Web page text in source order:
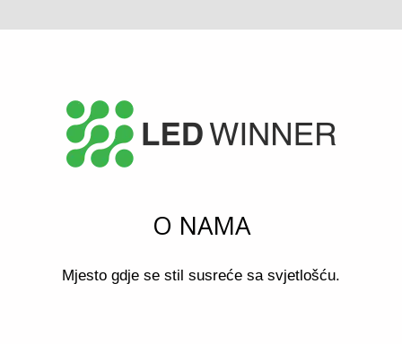
O NAMA
Mjesto gdje se stil susreće sa svjetlošću.